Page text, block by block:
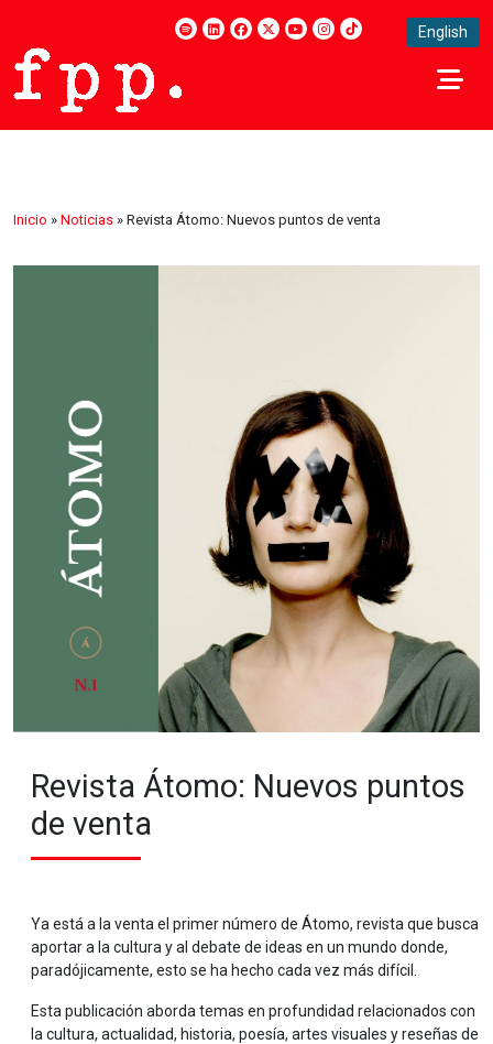
English
Inicio » Noticias » Revista Átomo: Nuevos puntos de venta
Revista Átomo: Nuevos puntos
de venta
Ya está a la venta el primer número de Átomo, revista que busca
aportar a la cultura y al debate de ideas en un mundo donde,
paradójicamente, esto se ha hecho cada vez más difícil.
Esta publicación aborda temas en profundidad relacionados con
la cultura, actualidad, historia, poesía, artes visuales y reseñas de